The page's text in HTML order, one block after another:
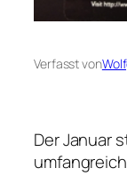
Verfasst von
Der Januar